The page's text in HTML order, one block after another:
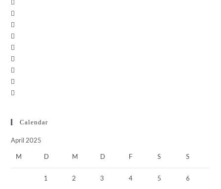
Calendar
April 2025
M D M D F S S
1 2 3 4 5 6